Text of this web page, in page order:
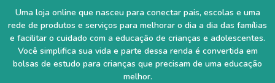
Uma loja online que nasceu para conectar pais, escolas e uma
rede de produtos e serviços para melhorar o dia a dia das famílias
e facilitar o cuidado com a educação de crianças e adolescentes.
Você simplifica sua vida e parte dessa renda é convertida em
bolsas de estudo para crianças que precisam de uma educação
melhor.